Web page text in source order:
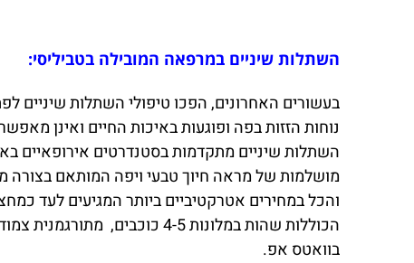
השתלות שיניים במרפאה המובילה בטביליסי:
בעשורים האחרונים, הפכו טיפולי השתלות שיניים
נוחות הזזות בפה ופוגעות באיכות החיים ואינן
מושלמות של מראה חיוך טבעי ויפה המותאם בצורה
והכל במחירים אטרקטיביים ביותר המגיעים לעד
בוואטס אפ.